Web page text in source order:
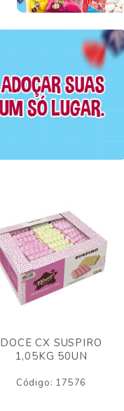
DOCE CX SUSPIRO
1,05KG 50UN
Código: 17576